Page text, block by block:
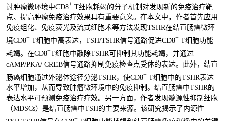
讨肿瘤微环境中CD8+T细胞耗竭的分子机制对发现新的免疫治疗靶
点、提高肿瘤免疫治疗效果具有重要意义。在本文中，作者首先应用
免疫组化、免疫荧光及流式细胞术等方法发现TSHR在结直肠癌微环
境CD8+ T细胞中高表达，TSH/TSHR信号通路促进CD8+ T细胞功能
耗竭。在CD8+T细胞中敲除TSHR可抑制其功能耗竭，并通过
cAMP/PKA/ CREB信号通路抑制免疫检查点受体的表达。此外，结直
肠癌细胞通过外泌体途径分泌TSHR，使CD8+T细胞中的TSHR表达
水平增加，从而导致肿瘤微环境中的免疫抑制。结直肠癌中TSHR的
表达水平可预测免疫治疗疗效。另一方面，作者发现髓源性抑制细胞
（MDSCs）是结直肠癌中TSH的主要来源。该研究揭示了内源性
+